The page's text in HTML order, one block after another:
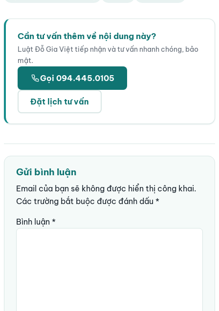
Cần tư vấn thêm về nội dung này?
Luật Đỗ Gia Việt tiếp nhận và tư vấn nhanh chóng, bảo
mật.
Gọi 094.445.0105
Đặt lịch tư vấn
Gửi bình luận
Email của bạn sẽ không được hiển thị công khai.
Các trường bắt buộc được đánh dấu *
Bình luận *